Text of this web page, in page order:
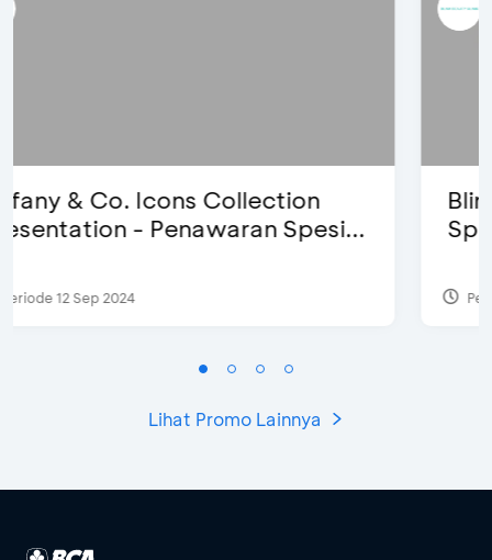
Blink Beauty Clinic - Diskon 25% &
Special Bonus
Periode 27 Mar 2025 - 31 Agt 2026
Lihat Promo Lainnya